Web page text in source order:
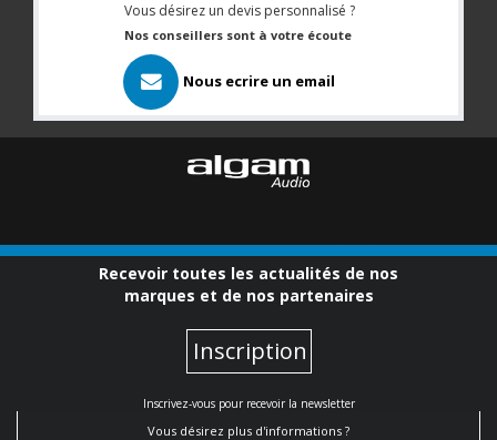
Vous désirez un devis personnalisé ?
Nos conseillers sont à votre écoute
Nous ecrire un email
Recevoir toutes les actualités de nos
marques et de nos partenaires
Inscription
Inscrivez-vous pour recevoir la newsletter
Vous désirez plus d'informations ?